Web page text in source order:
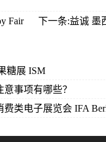
Fair 下一条:益诚 墨
糖展 ISM
事项有哪些？
类电子展览会 IFA